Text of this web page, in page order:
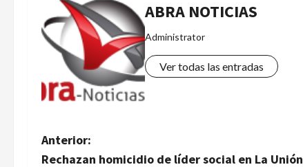
ABRA NOTICIAS
Administrator
Ver todas las entradas
N
Anterior:
Rechazan homicidio de líder social en La Unión